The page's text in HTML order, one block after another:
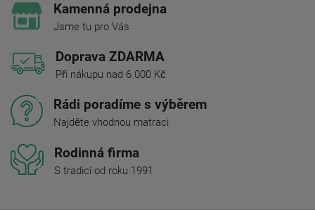
Kamenná prodejna
Jsme tu pro Vás
Doprava ZDARMA
Při nákupu nad 6 000 Kč
Rádi poradíme s výběrem
Najděte vhodnou matraci
Rodinná firma
S tradicí od roku 1991